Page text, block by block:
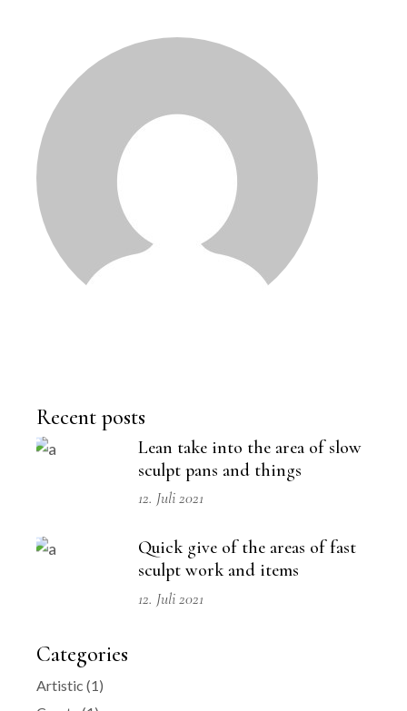
Recent posts
Lean take into the area of slow
sculpt pans and things
12. Juli 2021
Quick give of the areas of fast
sculpt work and items
12. Juli 2021
Categories
Artistic (1)